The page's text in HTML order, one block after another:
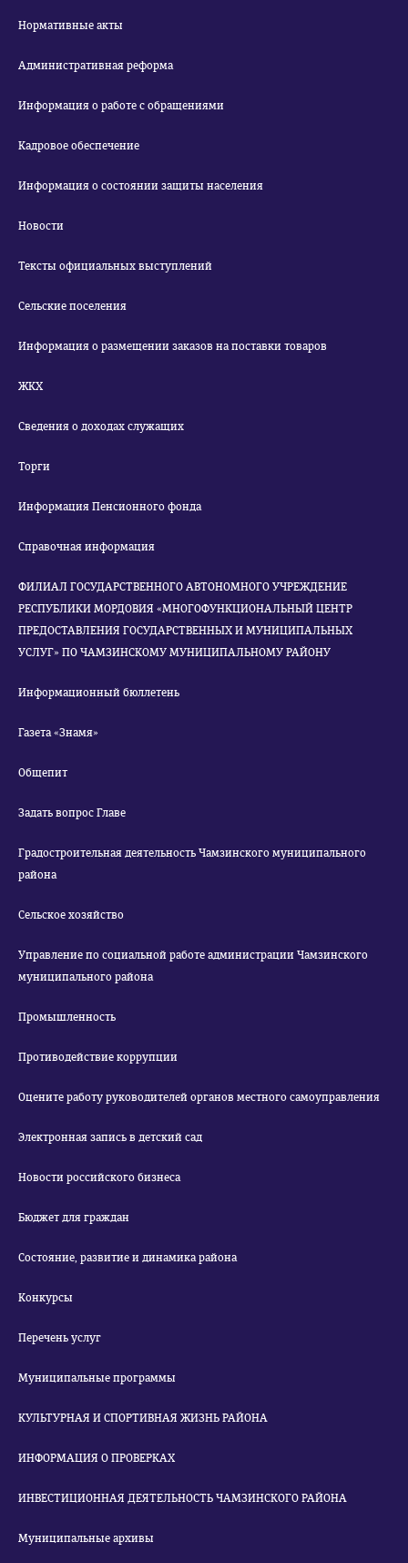
Нормативные акты
Административная реформа
Информация о работе с обращениями
Кадровое обеспечение
Информация о состоянии защиты населения
Новости
Тексты официальных выступлений
Сельские поселения
Информация о размещении заказов на поставки товаров
ЖКХ
Сведения о доходах служащих
Торги
Информация Пенсионного фонда
Справочная информация
ФИЛИАЛ ГОСУДАРСТВЕННОГО АВТОНОМНОГО УЧРЕЖДЕНИЕ
РЕСПУБЛИКИ МОРДОВИЯ «МНОГОФУНКЦИОНАЛЬНЫЙ ЦЕНТР
ПРЕДОСТАВЛЕНИЯ ГОСУДАРСТВЕННЫХ И МУНИЦИПАЛЬНЫХ
УСЛУГ» ПО ЧАМЗИНСКОМУ МУНИЦИПАЛЬНОМУ РАЙОНУ
Информационный бюллетень
Газета «Знамя»
Общепит
Задать вопрос Главе
Градостроительная деятельность Чамзинского муниципального
района
Сельское хозяйство
Управление по социальной работе администрации Чамзинского
муниципального района
Промышленность
Противодействие коррупции
Оцените работу руководителей органов местного самоуправления
Электронная запись в детский сад
Новости российского бизнеса
Бюджет для граждан
Состояние, развитие и динамика района
Конкурсы
Перечень услуг
Муниципальные программы
КУЛЬТУРНАЯ И СПОРТИВНАЯ ЖИЗНЬ РАЙОНА
ИНФОРМАЦИЯ О ПРОВЕРКАХ
ИНВЕСТИЦИОННАЯ ДЕЯТЕЛЬНОСТЬ ЧАМЗИНСКОГО РАЙОНА
Муниципальные архивы